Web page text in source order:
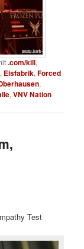
.com/kill,
, Eisfabrik,Forced
,
,VNV Nation
Test